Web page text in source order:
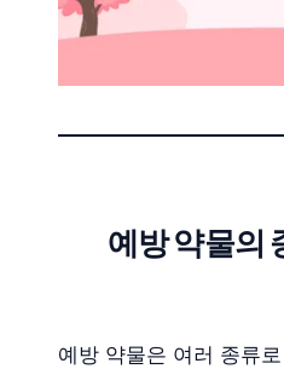
예방 약물의
예방 약물은 여러 종류